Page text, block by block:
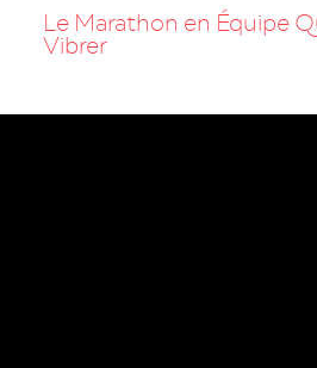
Le Marathon en Équipe
Vibrer